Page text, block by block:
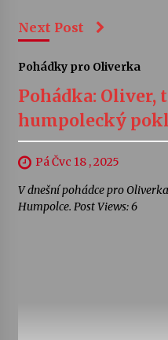
Next Post
Pohádky pro Oliverka
Pohádka: Oliver,
humpolecký
Pá Čvc 18 , 2025
V dnešní pohádce pro
Humpolce. Post Views: 6